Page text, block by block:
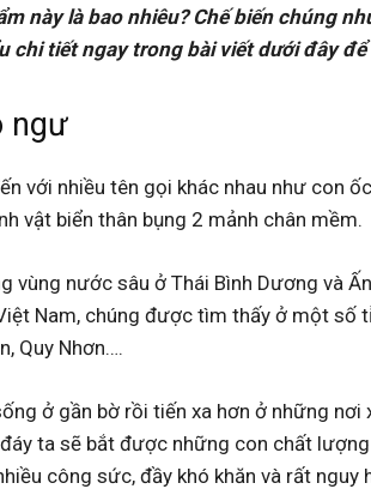
này là bao nhiêu? Chế biến chúng
chi tiết ngay trong bài viết dưới đây
ngư
với nhiều tên gọi khác nhau như con
vật biển thân bụng 2 mảnh chân mềm.
vùng nước sâu ở Thái Bình Dương và
Nam, chúng được tìm thấy ở một số
Quy Nhơn….
ở gần bờ rồi tiến xa hơn ở những
ta sẽ bắt được những con chất
công sức, đầy khó khăn và rất nguy